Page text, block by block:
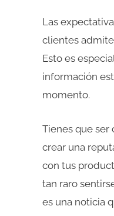
Las
clientes
Esto es
información
momento.
Tienes que
crear una
con tus
tan raro
es una noticia